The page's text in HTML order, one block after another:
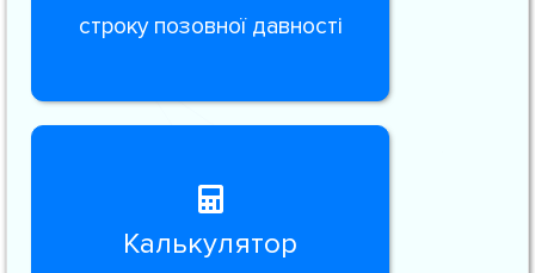
строку позовної давності
Калькулятор